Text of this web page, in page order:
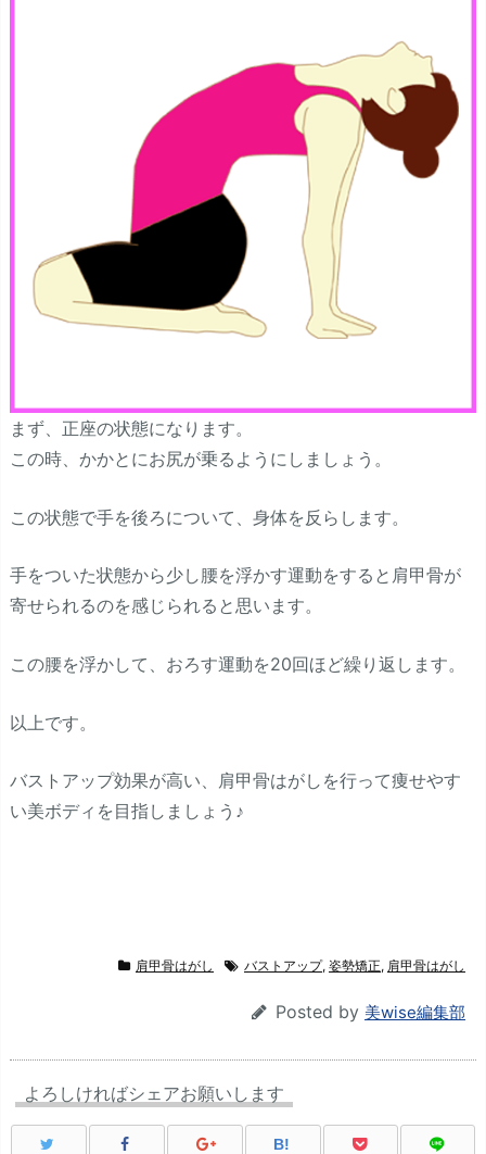
まず、正座の状態になります。
この時、かかとにお尻が乗るようにしましょう。
この状態で手を後ろについて、身体を反らします。
手をついた状態から少し腰を浮かす運動をすると肩甲骨が
寄せられるのを感じられると思います。
この腰を浮かして、おろす運動を20回ほど繰り返します。
以上です。
バストアップ効果が高い、肩甲骨はがしを行って痩せやす
い美ボディを目指しましょう♪
肩甲骨はがし バストアップ, 姿勢矯正, 肩甲骨はがし
Posted by 美wise編集部
よろしければシェアお願いします
B!